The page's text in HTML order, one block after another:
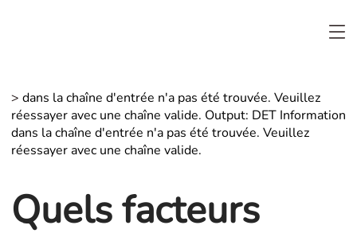
> dans la chaîne d'entrée n'a pas été trouvée. Veuillez
réessayer avec une chaîne valide. Output: DET Information
dans la chaîne d'entrée n'a pas été trouvée. Veuillez
réessayer avec une chaîne valide.
Quels facteurs